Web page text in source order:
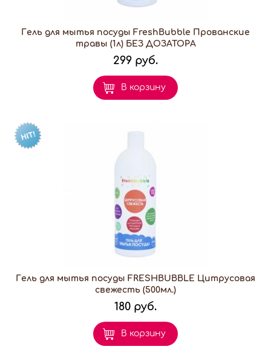
Гель для мытья посуды FreshBubble Прованские
травы (1л) БЕЗ ДОЗАТОРА
299 руб.
В корзину
Гель для мытья посуды FRESHBUBBLE Цитрусовая
свежесть (500мл.)
180 руб.
В корзину